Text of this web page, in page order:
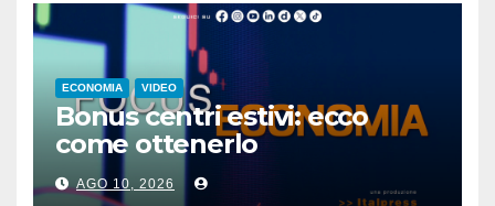
ECONOMIA VIDEO
Bonus centri estivi: ecco
come ottenerlo
AGO 10, 2026